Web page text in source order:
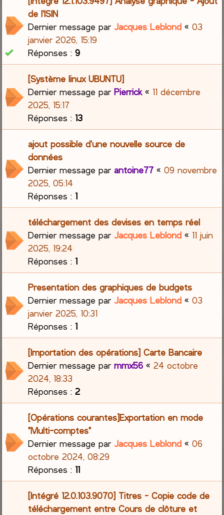
de l'ISIN
Dernier message parJacques Leblond «03
janvier 2026, 15:19
Réponses :9
[Système linux UBUNTU]
Dernier message parPierrick« 11 décembre
2025, 15:17
Réponses :13
ajout possible d'une nouvelle source de
données
Dernier message parantoine77 «09 novembre
2025, 05:14
Réponses :1
téléchargement des devises en temps réel
Dernier message parJacques Leblond « 11 juin
2025, 19:24
Réponses :1
Presentation des graphiques de budgets
Dernier message parJacques Leblond «03
janvier 2025, 10:31
Réponses :1
[Importation des opérations] Carte Bancaire
Dernier message parmmx56 «24 octobre
2024, 18:33
Réponses :2
[Opérations courantes]Exportation en mode
"Multi-comptes"
Dernier message parJacques Leblond «06
octobre 2024, 08:29
Réponses :11
[Intégré 12.0.103.9070] Titres - Copie code de
téléchargement entre Cours de clôture et